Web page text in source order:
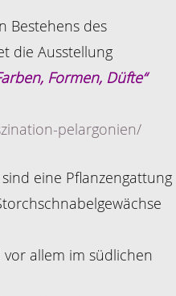
Bestehens des
die Ausstellung
Formen, Düfte“
pelargonien/
sind eine Pflanzengattung
allem im südlichen